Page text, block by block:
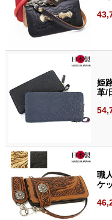
姫
革/
職
ケ